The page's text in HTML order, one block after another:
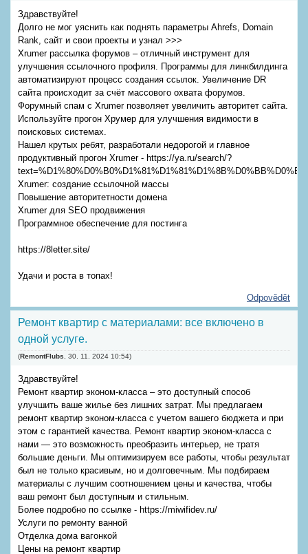
Здравствуйте!
Долго не мог уяснить как поднять параметры Ahrefs, Domain
Rank, сайт и свои проекты и узнал >>>
Xrumer рассылка форумов – отличный инструмент для
улучшения ссылочного профиля. Программы для линкбилдинга
автоматизируют процесс создания ссылок. Увеличение DR
сайта происходит за счёт массового охвата форумов.
Форумный спам с Xrumer позволяет увеличить авторитет сайта.
Используйте прогон Хрумер для улучшения видимости в
поисковых системах.
Нашел крутых ребят, разработали недорогой и главное
продуктивный прогон Xrumer - https://ya.ru/search/?
Xrumer: создание ссылочной массы
Повышение авторитетности домена
Xrumer для SEO продвижения
Программное обеспечение для постинга
https://8letter.site/
Удачи и роста в топах!
Odpovědět
Ремонт квартир с материалами: все включено в
одной услуге.
(RemontFlubs 30. 11. 2024 10:54)
Здравствуйте!
Ремонт квартир эконом-класса – это доступный способ
улучшить ваше жилье без лишних затрат. Мы предлагаем
ремонт квартир эконом-класса с учетом вашего бюджета и при
этом с гарантией качества. Ремонт квартир эконом-класса с
нами — это возможность преобразить интерьер, не тратя
большие деньги. Мы оптимизируем все работы, чтобы результат
был не только красивым, но и долговечным. Мы подбираем
материалы с лучшим соотношением цены и качества, чтобы
ваш ремонт был доступным и стильным.
Более подробно по ссылке - https://miwifidev.ru/
Услуги по ремонту ванной
Отделка дома вагонкой
Цены на ремонт квартир